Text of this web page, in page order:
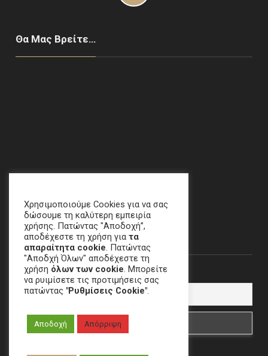
Θα Μας Βρείτε…
email:crime[at]e-keme[dot]gr
Newsletter
Email
Χρησιμοποιούμε Cookies για να σας
δώσουμε τη καλύτερη εμπειρία
χρήσης. Πατώντας "Αποδοχή”,
αποδέχεστε τη χρήση για τα
απαραίτητα cookie. Πατώντας
"Αποδχή Όλων" αποδέχεστε τη
χρήση όλων των cookie. Μπορείτε
να ρυιμίσετε τις προτιμήσεις σας
πατώντας "Ρυθμίσεις Cookie".
Αποδοχή Απόρριψη